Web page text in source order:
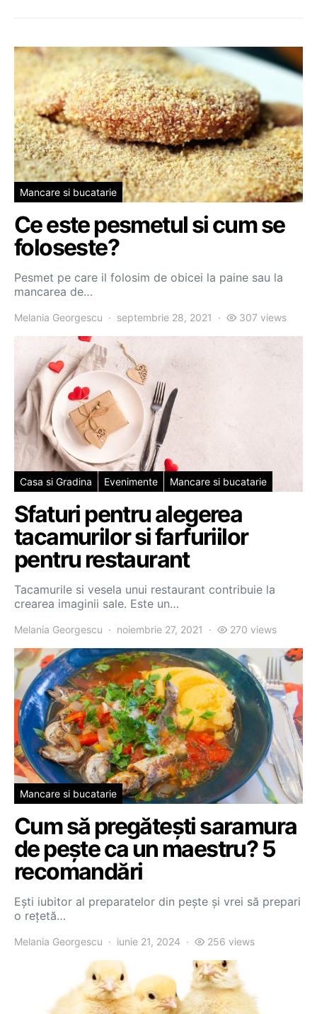
Mancare si bucatarie
Ce este pesmetul si cum se
foloseste?
Pesmet pe care il folosim de obicei la paine sau la
mancarea de…
Melania Georgescu septembrie 28, 2021 307 views
Casa si Gradina Evenimente Mancare si bucatarie
Sfaturi pentru alegerea
tacamurilor si farfuriilor
pentru restaurant
Tacamurile si vesela unui restaurant contribuie la
crearea imaginii sale. Este un…
Melania Georgescu noiembrie 27, 2021 270 views
Mancare si bucatarie
Cum să pregătești saramura
de pește ca un maestru? 5
recomandări
Ești iubitor al preparatelor din pește și vrei să prepari
o rețetă…
Melania Georgescu iunie 21, 2024 256 views